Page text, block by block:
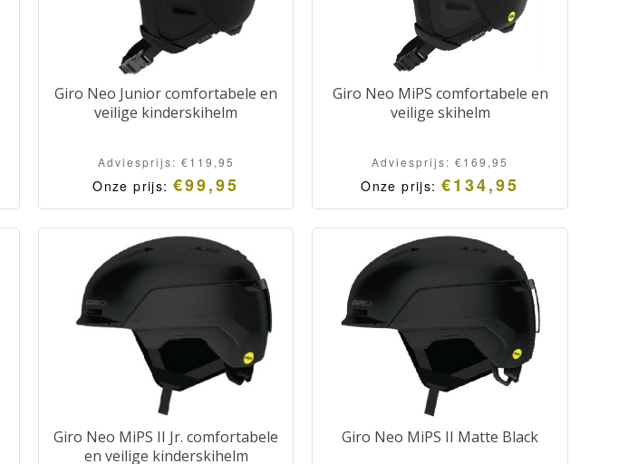
Giro Neo Junior comfortabele en
veilige kinderskihelm
Adviesprijs: €119,95
Onze prijs:€99,95
Giro Neo MiPS comfortabele en
veilige skihelm
Adviesprijs:€169,95
Onze prijs: €134,95
Giro Neo MiPS II Jr. comfortabele
en veilige kinderskihelm
Giro Neo MiPS II Matte Black